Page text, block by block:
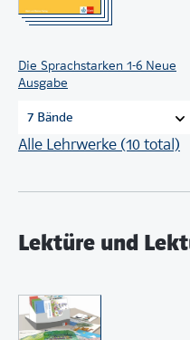
Die Sprachstarken 1-6 Neue
Ausgabe
7 Bände
Alle Lehrwerke (10 total)
Lektüre und